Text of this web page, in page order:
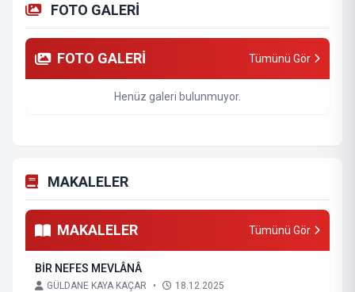
FOTO GALERİ
FOTO GALERİ Tümünü Gör
Henüz galeri bulunmuyor.
MAKALELER
MAKALELER Tümünü Gör
BİR NEFES MEVLÂNÂ
GÜLDANE KAYA KAÇAR • 18.12.2025